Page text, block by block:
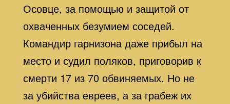
Осовце, за помощью и защитой от
охваченных безумием соседей.
Командир гарнизона даже прибыл на
место и судил поляков, приговорив к
смерти 17 из 70 обвиняемых. Но не
за убийства евреев, а за грабеж их